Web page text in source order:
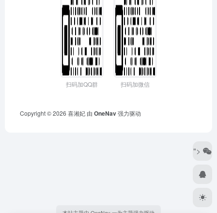
扫码加QQ群 扫码加微信
Copyright © 2026 喜湘妃 由 OneNav强力驱动
">